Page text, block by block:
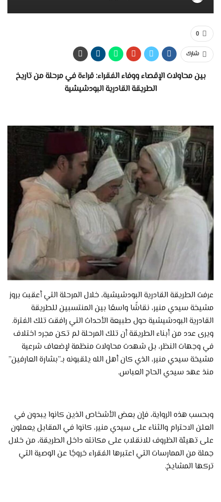
0
شارك
بين محاولات الإقصاء ووفاء الفقراء: قراءة في مرحلة من تاريخ
الطريقة القادرية البودشيشية
عرفت الطريقة القادرية البودشيشية، خلال المرحلة التي أعقبت بروز
مشيخة سيدي منير، نقاشًا واسعًا بين المنتسبين للطريقة
القادرية البودشيشية حول طبيعة الأحداث التي رافقت تلك الفترة.
ويرى عدد من أبناء الطريقة أن تلك المرحلة لم تكن مجرد اختلاف
في وجهات النظر، بل شهدت محاولات منظمة لإضعاف شرعية
مشيخة سيدي منير، الذي كان أهل الله يلقبونه بـ”بشارة العارفين”
منذ عهد سيدي الحاج العباس.
وبحسب هذه الرواية، فإن بعض الأشخاص الذين كانوا يبدون في
العلن الاحترام والثناء على سيدي منير، كانوا في المقابل يعملون
على تهيئة الظروف للانقلاب على مكانته داخل الطريقة، من خلال
جملة من الممارسات التي اعتبرها الفقراء خروجًا عن الوصية التي
تركها المشايخ.